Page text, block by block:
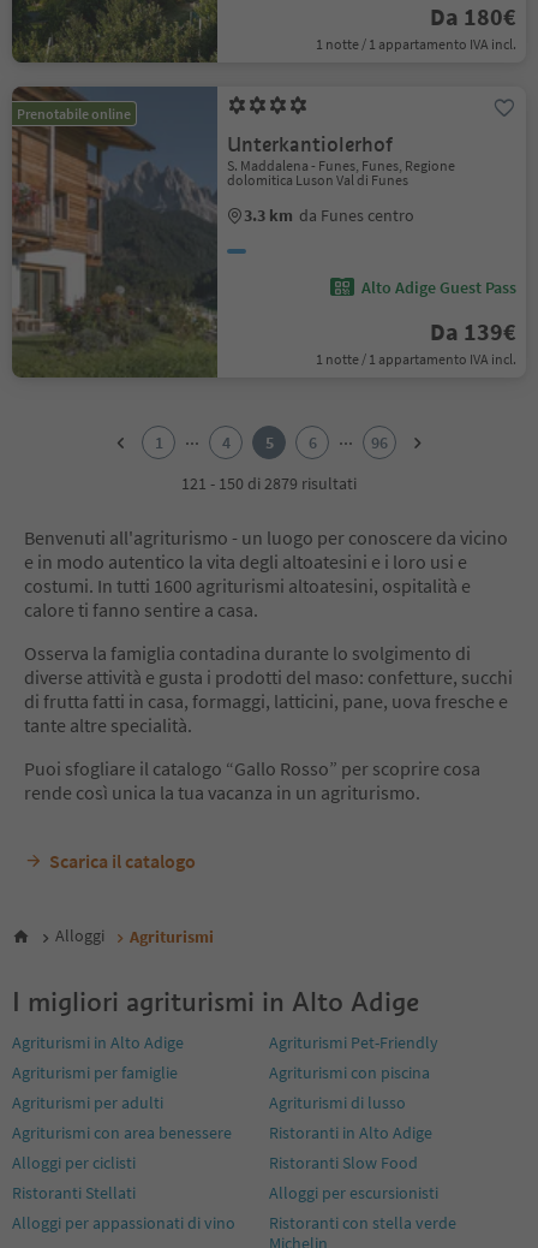
Da 180€
1 notte / 1 appartamento IVA incl.
Prenotabile online
Unterkantiolerhof
S. Maddalena - Funes, Funes, Regione
dolomitica Luson Val di Funes
3.3 km da Funes centro
Alto Adige Guest Pass
Da 139€
1 notte / 1 appartamento IVA incl.
10
11
12
13
14
16
17
20
23
26
27
28
29
30
31
32
34
35
1 ... 4 5 6 ...
96
121 - 150 di 2879 risultati
Benvenuti all'agriturismo - un luogo per conoscere da vicino
e in modo autentico la vita degli altoatesini e i loro usi e
costumi. In tutti 1600 agriturismi altoatesini, ospitalità e
calore ti fanno sentire a casa.
Osserva la famiglia contadina durante lo svolgimento di
diverse attività e gusta i prodotti del maso: confetture, succhi
di frutta fatti in casa, formaggi, latticini, pane, uova fresche e
tante altre specialità.
Puoi sfogliare il catalogo “Gallo Rosso” per scoprire cosa
rende così unica la tua vacanza in un agriturismo.
Scarica il catalogo
Alloggi Agriturismi
I migliori agriturismi in Alto Adige
Agriturismi in Alto Adige
Agriturismi Pet-Friendly
Agriturismi per famiglie
Agriturismi con piscina
Agriturismi per adulti
Agriturismi di lusso
Agriturismi con area benessere
Ristoranti in Alto Adige
Alloggi per ciclisti
Ristoranti Slow Food
Ristoranti Stellati
Alloggi per escursionisti
Alloggi per appassionati di vino
Ristoranti con stella verde
Michelin